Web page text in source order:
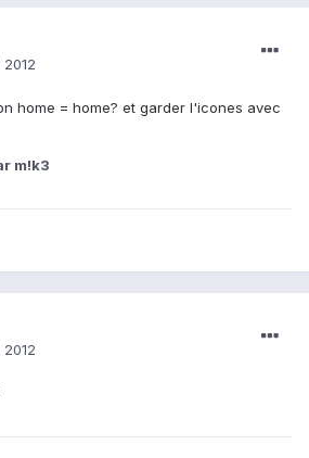
2012
home = home? et garder l'icones avec
m!k3
2012